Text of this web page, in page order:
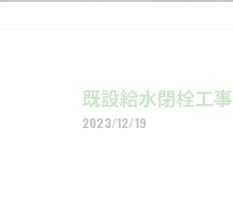
既設給水閉栓工事
2023/12/19